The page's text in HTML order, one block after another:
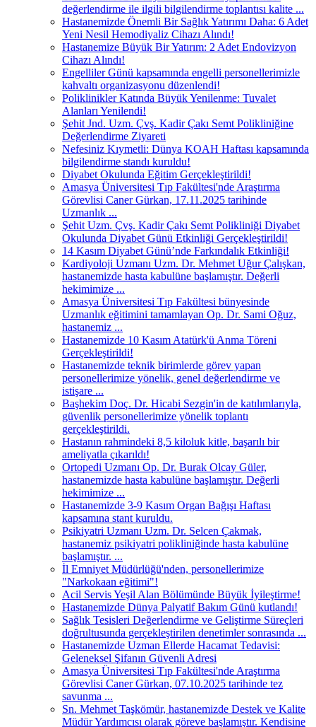
değerlendirme ile ilgili bilgilendirme toplantısı kalite ...
Hastanemizde Önemli Bir Sağlık Yatırımı Daha: 6 Adet
Yeni Nesil Hemodiyaliz Cihazı Alındı!
Hastanemize Büyük Bir Yatırım: 2 Adet Endovizyon
Cihazı Alındı!
Engelliler Günü kapsamında engelli personellerimizle
kahvaltı organizasyonu düzenlendi!
Poliklinikler Katında Büyük Yenilenme: Tuvalet
Alanları Yenilendi!
Şehit Jnd. Uzm. Çvş. Kadir Çakı Semt Polikliniğine
Değerlendirme Ziyareti
Nefesiniz Kıymetli: Dünya KOAH Haftası kapsamında
bilgilendirme standı kuruldu!
Diyabet Okulunda Eğitim Gerçekleştirildi!
Amasya Üniversitesi Tıp Fakültesi'nde Araştırma
Görevlisi Caner Gürkan, 17.11.2025 tarihinde
Uzmanlık ...
Şehit Uzm. Çvş. Kadir Çakı Semt Polikliniği Diyabet
Okulunda Diyabet Günü Etkinliği Gerçekleştirildi!
14 Kasım Diyabet Günü’nde Farkındalık Etkinliği!
Kardiyoloji Uzmanı Uzm. Dr. Mehmet Uğur Çalışkan,
hastanemizde hasta kabulüne başlamıştır. Değerli
hekimimize ...
Amasya Üniversitesi Tıp Fakültesi bünyesinde
Uzmanlık eğitimini tamamlayan Op. Dr. Sami Oğuz,
hastanemiz ...
Hastanemizde 10 Kasım Atatürk'ü Anma Töreni
Gerçekleştirildi!
Hastanemizde teknik birimlerde görev yapan
personellerimize yönelik, genel değerlendirme ve
istişare ...
Başhekim Doç. Dr. Hicabi Sezgin'in de katılımlarıyla,
güvenlik personellerimize yönelik toplantı
gerçekleştirildi.
Hastanın rahmindeki 8,5 kiloluk kitle, başarılı bir
ameliyatla çıkarıldı!
Ortopedi Uzmanı Op. Dr. Burak Olcay Güler,
hastanemizde hasta kabulüne başlamıştır. Değerli
hekimimize ...
Hastanemizde 3-9 Kasım Organ Bağışı Haftası
kapsamına stant kuruldu.
Psikiyatri Uzmanı Uzm. Dr. Selcen Çakmak,
hastanemiz psikiyatri polikliniğinde hasta kabulüne
başlamıştır. ...
İl Emniyet Müdürlüğü'nden, personellerimize
"Narkokaan eğitimi"!
Acil Servis Yeşil Alan Bölümünde Büyük İyileştirme!
Hastanemizde Dünya Palyatif Bakım Günü kutlandı!
Sağlık Tesisleri Değerlendirme ve Geliştirme Süreçleri
doğrultusunda gerçekleştirilen denetimler sonrasında ...
Hastanemizde Uzman Ellerde Hacamat Tedavisi:
Geleneksel Şifanın Güvenli Adresi
Amasya Üniversitesi Tıp Fakültesi'nde Araştırma
Görevlisi Caner Gürkan, 07.10.2025 tarihinde tez
savunma ...
Sn. Mehmet Taşkömür, hastanemizde Destek ve Kalite
Müdür Yardımcısı olarak göreve başlamıştır. Kendisine